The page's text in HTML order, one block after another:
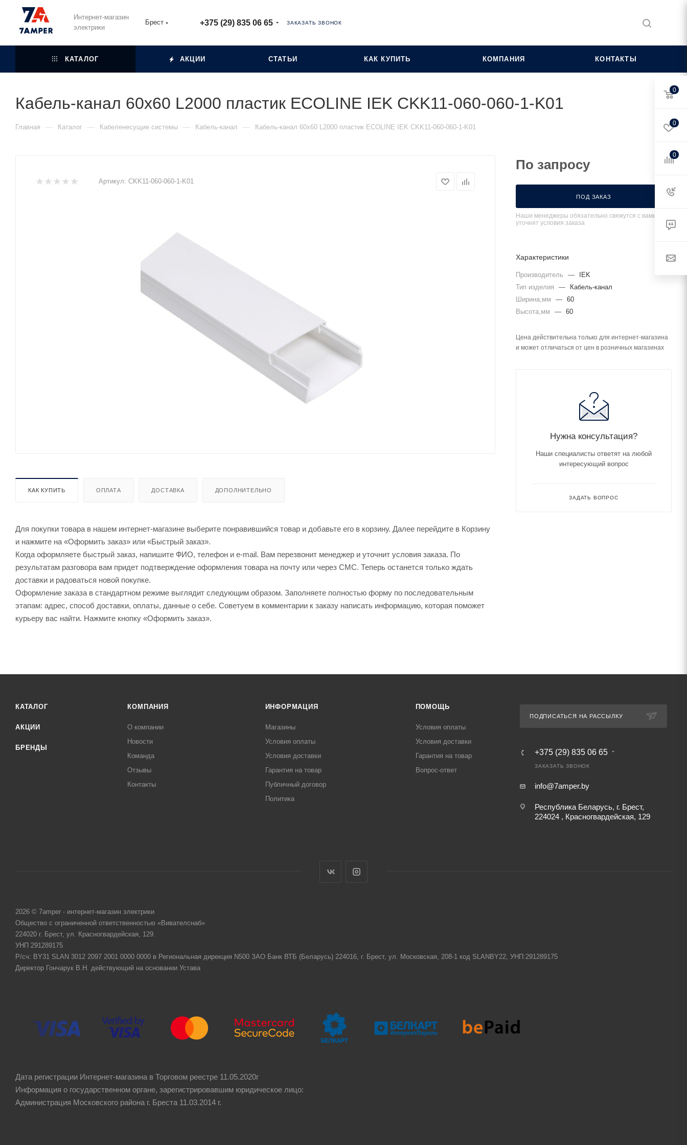
Интернет-магазин
электрики
Брест +375 (29) 835 06 65 ЗАКАЗАТЬ ЗВОНОК
КАТАЛОГ АКЦИИ СТАТЬИ КАК КУПИТЬ КОМПАНИЯ КОНТАКТЫ
Кабель-канал 60х60 L2000 пластик ECOLINE IEK CKK11-060-060-1-K01
Главная — Каталог — Кабеленесущие системы — Кабель-канал — Кабель-канал 60х60 L2000 пластик ECOLINE IEK CKK11-060-060-1-K01
Артикул: CKK11-060-060-1-K01
КАК КУПИТЬ ОПЛАТА ДОСТАВКА ДОПОЛНИТЕЛЬНО
Для покупки товара в нашем интернет-магазине выберите понравившийся товар и добавьте его в корзину. Далее перейдите в Корзину
и нажмите на «Оформить заказ» или «Быстрый заказ».
Когда оформляете быстрый заказ, напишите ФИО, телефон и e-mail. Вам перезвонит менеджер и уточнит условия заказа. По
результатам разговора вам придет подтверждение оформления товара на почту или через СМС. Теперь останется только ждать
доставки и радоваться новой покупке.
Оформление заказа в стандартном режиме выглядит следующим образом. Заполняете полностью форму по последовательным
этапам: адрес, способ доставки, оплаты, данные о себе. Советуем в комментарии к заказу написать информацию, которая поможет
курьеру вас найти. Нажмите кнопку «Оформить заказ».
По запросу
ПОД ЗАКАЗ
Наши менеджеры обязательно свяжутся с вами и
уточнят условия заказа
Характеристики
Производитель —
IEK
Тип изделия
—
Кабель-канал
Ширина,мм
— 60
Высота,мм
— 60
Цена действительна только для интернет-магазина
и может отличаться от цен в розничных магазинах
Нужна консультация?
Наши специалисты ответят на любой
интересующий вопрос
ЗАДАТЬ ВОПРОС
КАТАЛОГ
АКЦИИ
БРЕНДЫ
КОМПАНИЯ
О компании
Новости
Команда
Отзывы
Контакты
ИНФОРМАЦИЯ
Магазины
Условия оплаты
Условия доставки
Гарантия на товар
Публичный договор
Политика
ПОМОЩЬ
Условия оплаты
Условия доставки
Гарантия на товар
Вопрос-ответ
ПОДПИСАТЬСЯ НА РАССЫЛКУ
+375 (29) 835 06 65
ЗАКАЗАТЬ ЗВОНОК
info@7amper.by
Республика Беларусь, г. Брест,
224024 , Красногвардейская, 129
2026 © 7amper - интернет-магазин электрики
Общество с ограниченной ответственностью «Вивателснаб»
224020 г. Брест, ул. Красногвардейская, 129.
УНП 291289175
Р/сч: BY31 SLAN 3012 2097 2001 0000 0000 в Региональная дирекция N500 ЗАО Банк ВТБ (Беларусь) 224016, г. Брест, ул. Московская, 208-1 код SLANBY22, УНП:291289175
Директор Гончарук В.Н. действующий на основании Устава
Дата регистрации Интернет-магазина в Торговом реестре 11.05.2020г
Информация о государственном органе, зарегистрировавшим юридическое лицо:
Администрация Московского района г. Бреста 11.03.2014 г.
0
0
0